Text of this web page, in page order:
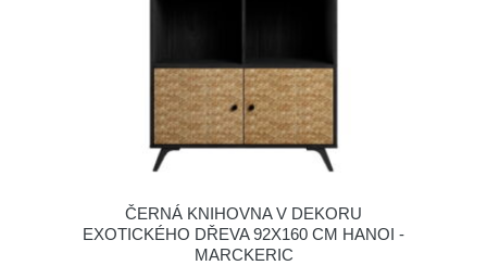
ČERNÁ KNIHOVNA V DEKORU
EXOTICKÉHO DŘEVA 92X160 CM HANOI -
MARCKERIC